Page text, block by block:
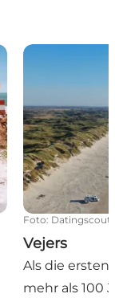
Vejers
Foto: Datingscout
Vejers
Als die ersten
mehr als 100